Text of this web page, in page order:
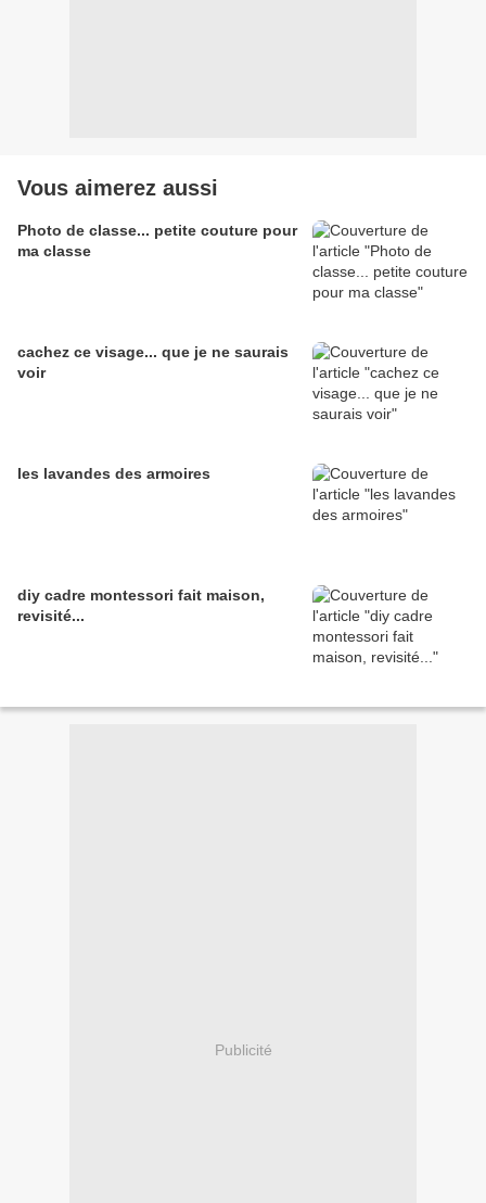
Vous aimerez aussi
Photo de classe... petite couture pour
ma classe
cachez ce visage... que je ne saurais
voir
les lavandes des armoires
diy cadre montessori fait maison,
revisité...
Publicité